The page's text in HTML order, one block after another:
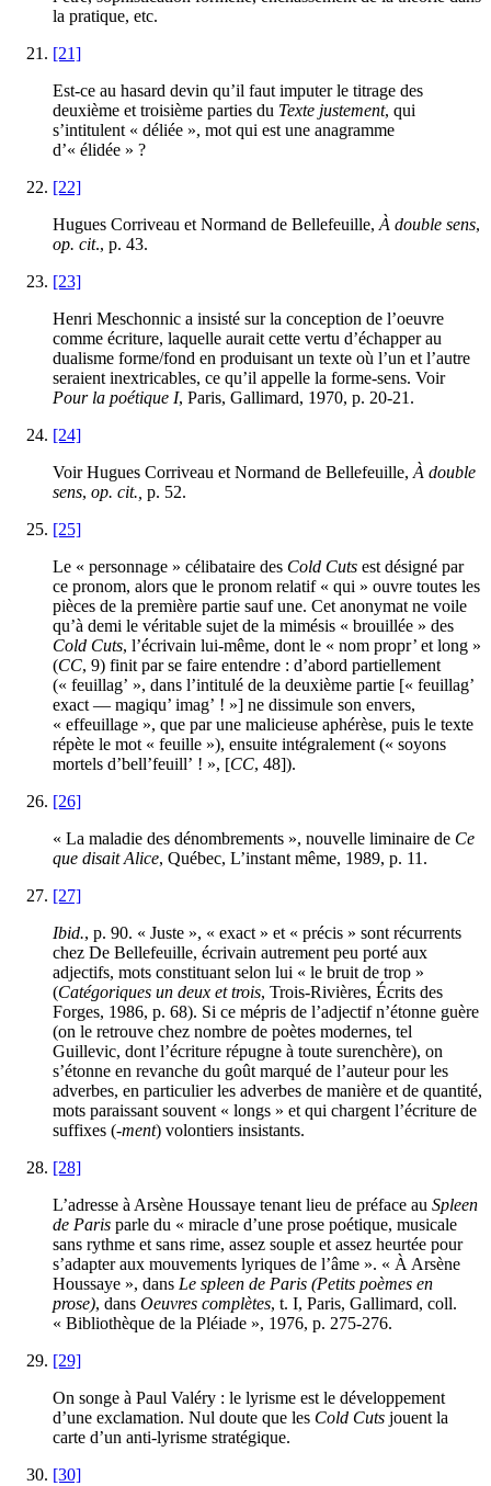
la pratique, etc.
[21]
Est-ce au hasard devin qu’il faut imputer le titrage des
deuxième et troisième parties du Texte justement, qui
s’intitulent « déliée », mot qui est une anagramme
d’« élidée » ?
[22]
Hugues Corriveau et Normand de Bellefeuille, À double sens,
op. cit., p. 43.
[23]
Henri Meschonnic a insisté sur la conception de l’oeuvre
comme écriture, laquelle aurait cette vertu d’échapper au
dualisme forme/fond en produisant un texte où l’un et l’autre
seraient inextricables, ce qu’il appelle la forme-sens. Voir
Pour la poétique I, Paris, Gallimard, 1970, p. 20-21 .
[24]
Voir Hugues Corriveau et Normand de Bellefeuille, À double
sens, op. cit., p. 52.
[25]
Le « personnage » célibataire des Cold Cuts est désigné par
ce pronom, alors que le pronom relatif « qui » ouvre toutes les
pièces de la première partie sauf une. Cet anonymat ne voile
qu’à demi le véritable sujet de la mimésis « brouillée » des
Cold Cuts, l’écrivain lui-même, dont le « nom propr’ et long »
(CC, 9) finit par se faire entendre : d’abord partiellement
(« feuillag’ », dans l’intitulé de la deuxième partie [« feuillag’
exact — magiqu’ imag’ ! »] ne dissimule son envers,
« effeuillage », que par une malicieuse aphérèse, puis le texte
répète le mot « feuille »), ensuite intégralement (« soyons
mortels d’bell’feuill’ ! », [CC, 48]).
[26]
« La maladie des dénombrements », nouvelle liminaire de Ce
que disait Alice, Québec, L’instant même, 1989, p. 11 .
[27]
Ibid., p. 90. « Juste », « exact » et « précis » sont récurrents
chez De Bellefeuille, écrivain autrement peu porté aux
adjectifs, mots constituant selon lui « le bruit de trop »
(Catégoriques un deux et trois, Trois-Rivières, Écrits des
Forges, 1986, p. 68). Si ce mépris de l’adjectif n’étonne guère
(on le retrouve chez nombre de poètes modernes, tel
Guillevic, dont l’écriture répugne à toute surenchère), on
s’étonne en revanche du goût marqué de l’auteur pour les
adverbes, en particulier les adverbes de manière et de quantité,
mots paraissant souvent « longs » et qui chargent l’écriture de
suffixes (-ment) volontiers insistants.
[28]
L’adresse à Arsène Houssaye tenant lieu de préface au Spleen
de Paris parle du « miracle d’une prose poétique, musicale
sans rythme et sans rime, assez souple et assez heurtée pour
s’adapter aux mouvements lyriques de l’âme ». « À Arsène
Houssaye », dans Le spleen de Paris (Petits poèmes en
prose), dans Oeuvres complètes, t. I, Paris, Gallimard, coll.
« Bibliothèque de la Pléiade », 1976, p. 275-276.
[29]
On songe à Paul Valéry : le lyrisme est le développement
d’une exclamation. Nul doute que les Cold Cuts jouent la
carte d’un anti-lyrisme stratégique.
[30]